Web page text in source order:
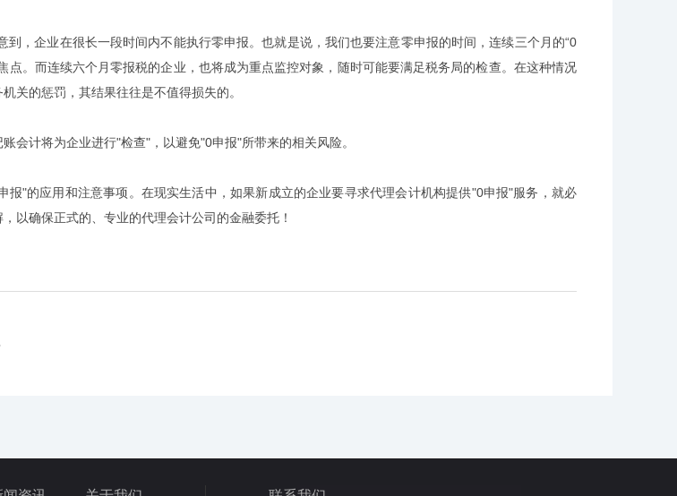
到，企业在很长一段时间内不能执行零申报。也就是说，我们也要注意零申报的时间，连续三个月的“0
点。而连续六个月零报税的企业，也将成为重点监控对象，随时可能要满足税务局的检查。在这种情况
关的惩罚，其结果往往是不值得损失的。
会计将为企业进行"检查"，以避免"0申报"所带来的相关风险。
报"的应用和注意事项。在现实生活中，如果新成立的企业要寻求代理会计机构提供"0申报"服务，就必
以确保正式的、专业的代理会计公司的金融委托！